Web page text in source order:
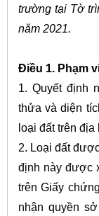
trường tại Tờ
năm 2021.
Điều 1. Phạm
1. Quyết định
thửa và diện
loại đất trên
2. Loại đất
định này được
trên Giấy
nhận quyền